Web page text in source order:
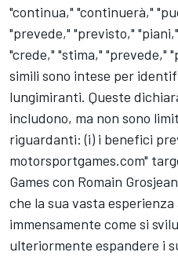
"continua," "continuerà,"
"prevede," "previsto,"
"crede," "stima," "prevede,"
simili sono intese per
lungimiranti. Queste
includono, ma non sono
riguardanti: (i) i benefici
motorsportgames.com"
Games con Romain
che la sua vasta
immensamente come si
ulteriormente espandere i